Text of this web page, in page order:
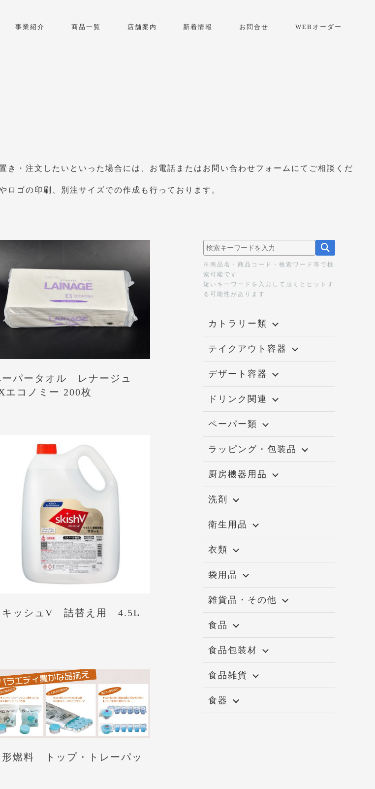
事業紹介 商品一覧 店舗案内 新着情報 お問合せ WEBオーダー
・注文したいといった場合には、お電話またはお問い合わせフォームにてご相談くだ
ゴの印刷、別注サイズでの作成も行っております。
ーパータオル レナージュ
エコノミー 200枚
キッシュV 詰替え用 4.5L
形燃料 トップ・トレーパッ
※商品名・商品コード・検索ワード等で検
索可能です
短いキーワードを入力して頂くとヒットす
る可能性があります
カトラリー類
テイクアウト容器
デザート容器
ドリンク関連
ペーパー類
ラッピング・包装品
厨房機器用品
洗剤
衛生用品
衣類
袋用品
雑貨品・その他
食品
食品包装材
食品雑貨
食器